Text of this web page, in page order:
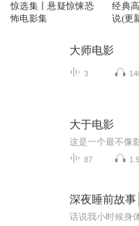
惊选集丨悬疑惊悚恐
怖电影集
经典
说(更
大师电影
3
大于电影
87
深夜睡前故